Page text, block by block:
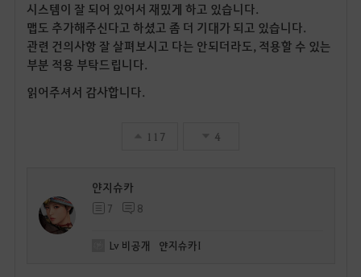
시스템이 잘 되어 있어서 재밌게 하고 있습니다.
맵도 추가해주신다고 하셨고 좀 더 기대가 되고 있습니다.
관련 건의사항 잘 살펴보시고 다는 안되더라도, 적용할 수 있는
부분 적용 부탁드립니다.
읽어주셔서 감사합니다.
117 4
얀지슈카
7 8
Lv 비공개 얀지슈카I